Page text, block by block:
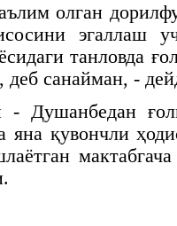
олган
эгаллаш
танловда
санайман, -
- Душанбедан
яна қувончли